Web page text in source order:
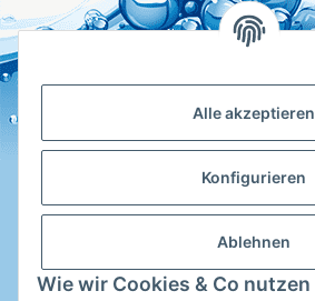
Alle akzeptieren
Konfigurieren
Ablehnen
Wie wir Cookies & Co nutzen
Shop Service